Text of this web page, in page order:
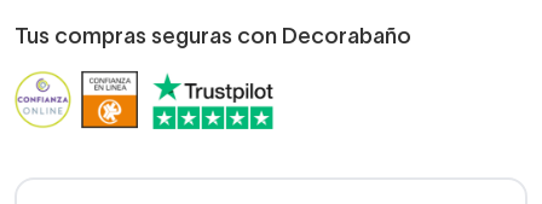
Tus compras seguras con Decorabaño